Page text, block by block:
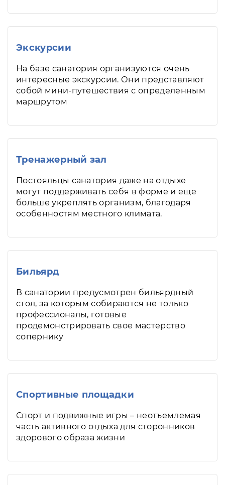
Экскурсии
На базе санатория организуются очень
интересные экскурсии. Они представляют
собой мини-путешествия с определенным
маршрутом
Тренажерный зал
Постояльцы санатория даже на отдыхе
могут поддерживать себя в форме и еще
больше укреплять организм, благодаря
особенностям местного климата.
Бильярд
В санатории предусмотрен бильярдный
стол, за которым собираются не только
профессионалы, готовые
продемонстрировать свое мастерство
сопернику
Спортивные площадки
Спорт и подвижные игры – неотъемлемая
часть активного отдыха для сторонников
здорового образа жизни